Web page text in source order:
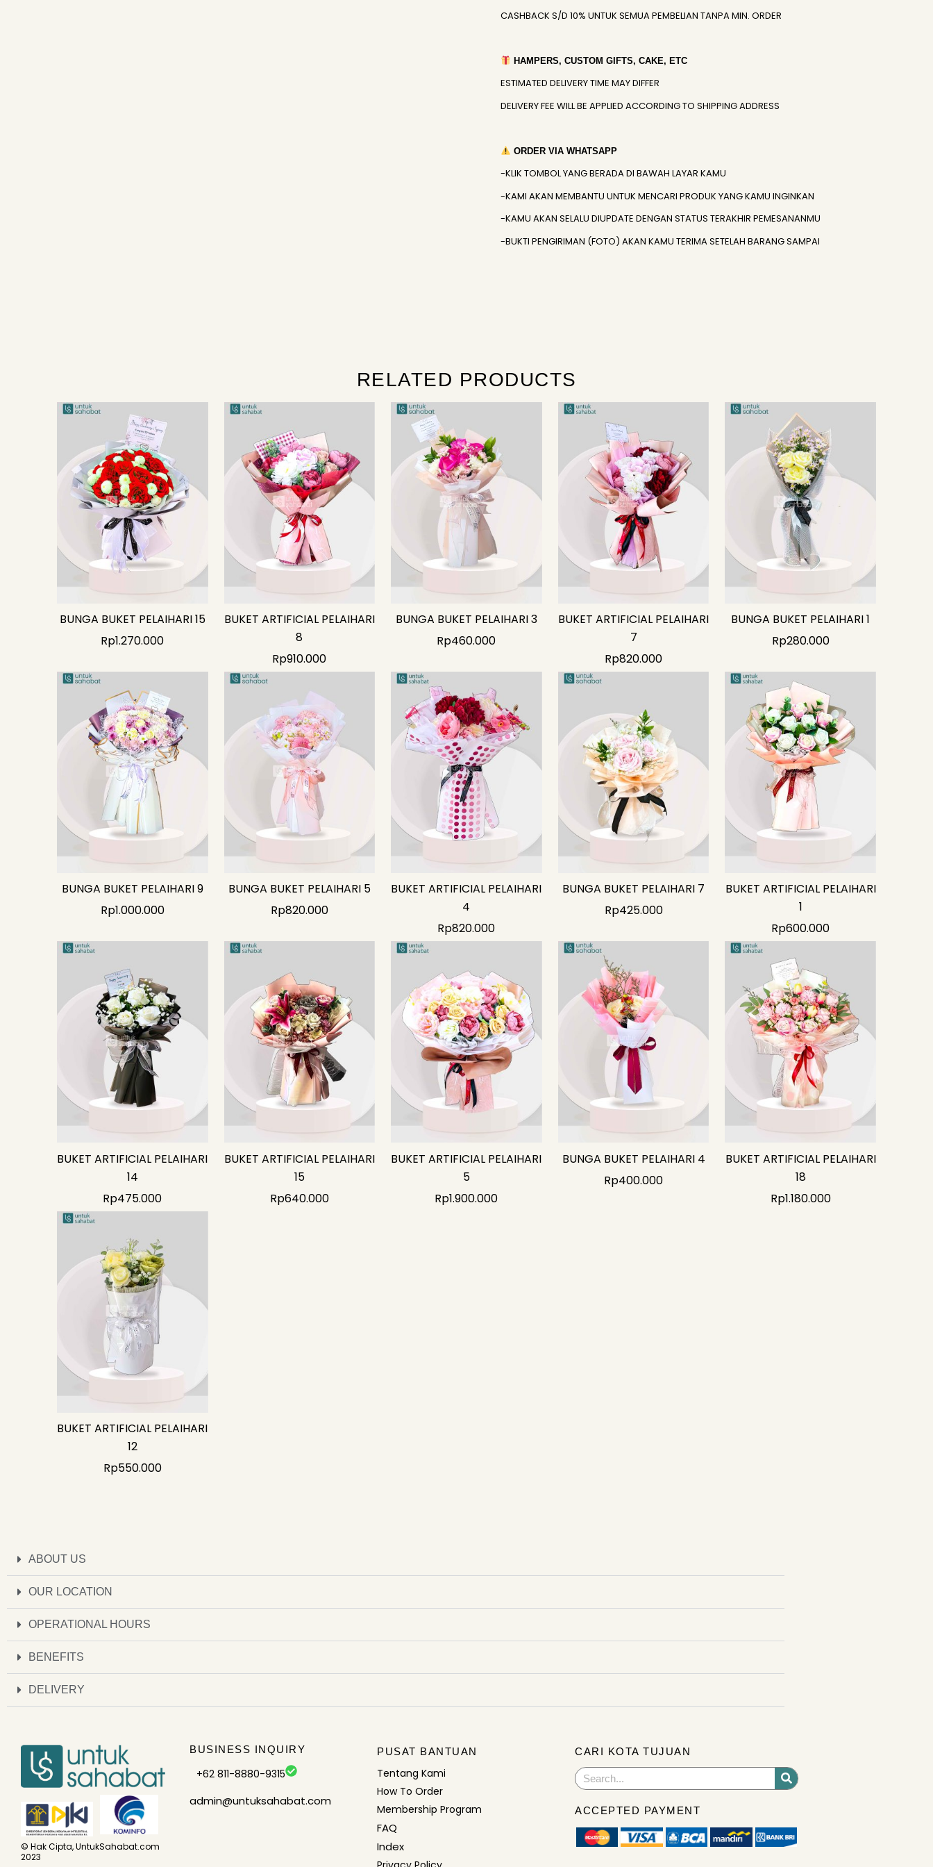
CASHBACK S/D 10% UNTUK SEMUA PEMBELIAN TANPA MIN. ORDER
HAMPERS, CUSTOM GIFTS, CAKE, ETC
ESTIMATED DELIVERY TIME MAY DIFFER
DELIVERY FEE WILL BE APPLIED ACCORDING TO SHIPPING ADDRESS
ORDER VIA WHATSAPP
-KLIK TOMBOL YANG BERADA DI BAWAH LAYAR KAMU
-KAMI AKAN MEMBANTU UNTUK MENCARI PRODUK YANG KAMU INGINKAN
-KAMU AKAN SELALU DIUPDATE DENGAN STATUS TERAKHIR PEMESANANMU
-BUKTI PENGIRIMAN (FOTO) AKAN KAMU TERIMA SETELAH BARANG SAMPAI
RELATED PRODUCTS
BUNGA BUKET PELAIHARI 15
Rp1.270.000
BUKET ARTIFICIAL PELAIHARI
8
Rp910.000
BUNGA BUKET PELAIHARI 3
Rp460.000
BUKET ARTIFICIAL PELAIHARI
7
Rp820.000
BUNGA BUKET PELAIHARI 1
Rp280.000
BUNGA BUKET PELAIHARI 9
Rp1.000.000
BUNGA BUKET PELAIHARI 5
Rp820.000
BUKET ARTIFICIAL PELAIHARI
4
Rp820.000
BUNGA BUKET PELAIHARI 7
Rp425.000
BUKET ARTIFICIAL PELAIHARI
1
Rp600.000
BUKET ARTIFICIAL PELAIHARI
14
Rp475.000
BUKET ARTIFICIAL PELAIHARI
15
Rp640.000
BUKET ARTIFICIAL PELAIHARI
5
Rp1.900.000
BUNGA BUKET PELAIHARI 4
Rp400.000
BUKET ARTIFICIAL PELAIHARI
18
Rp1.180.000
BUKET ARTIFICIAL PELAIHARI
12
Rp550.000
ABOUT US
OUR LOCATION
OPERATIONAL HOURS
BENEFITS
DELIVERY
© Hak Cipta, UntukSahabat.com
2023
BUSINESS INQUIRY
+62 811-8880-9315
admin@untuksahabat.com
PUSAT BANTUAN
Tentang Kami
How To Order
Membership Program
FAQ
Index
CARI KOTA TUJUAN
Search
ACCEPTED PAYMENT